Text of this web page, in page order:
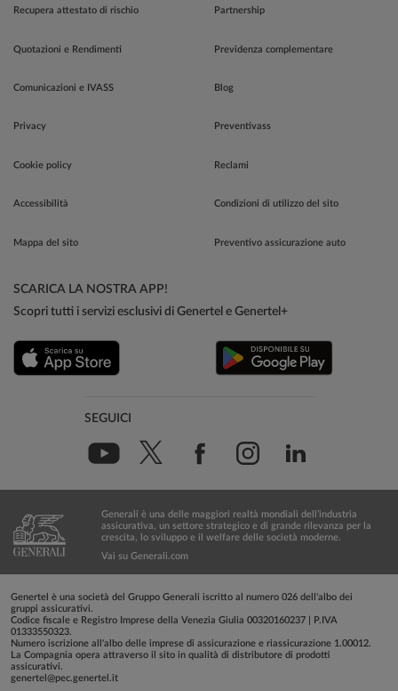
Recupera attestato di rischio
Quotazioni e Rendimenti
Comunicazioni e IVASS
Privacy
Cookie policy
Accessibilità
Mappa del sito
Partnership
Previdenza complementare
Blog
Preventivass
Reclami
Condizioni di utilizzo del sito
Preventivo assicurazione auto
SCARICA LA NOSTRA APP!
Scopri tutti i servizi esclusivi di Genertel e Genertel+
SEGUICI
Generali è una delle maggiori realtà mondiali dell’industria
assicurativa, un settore strategico e di grande rilevanza per la
crescita, lo sviluppo e il welfare delle società moderne.
Vai su Generali.com
Genertel è una società del Gruppo Generali iscritto al numero 026 dell'albo dei
gruppi assicurativi.
Codice fiscale e Registro Imprese della Venezia Giulia 00320160237 | P.IVA
01333550323.
Numero iscrizione all'albo delle imprese di assicurazione e riassicurazione 1.00012.
La Compagnia opera attraverso il sito in qualità di distributore di prodotti
assicurativi.
genertel@pec.genertel.it